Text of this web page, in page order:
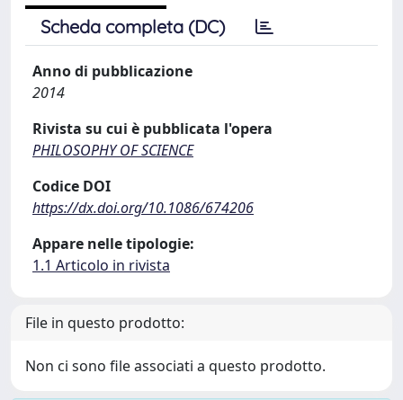
Scheda completa (DC)
Anno di pubblicazione
2014
Rivista su cui è pubblicata l'opera
PHILOSOPHY OF SCIENCE
Codice DOI
https://dx.doi.org/10.1086/674206
Appare nelle tipologie:
1.1 Articolo in rivista
File in questo prodotto:
Non ci sono file associati a questo prodotto.